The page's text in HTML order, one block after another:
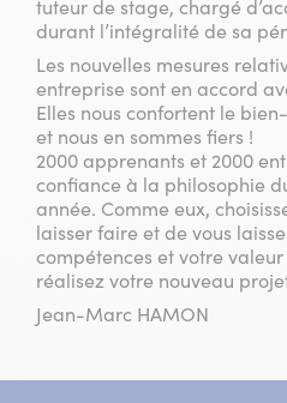
tuteur de stage, chargé
durant l’intégralité de sa
Les nouvelles mesures
entreprise sont en accord
Elles nous confortent le
et nous en sommes fiers !
2000 apprenants et 2000
confiance à la philosophie
année. Comme eux,
laisser faire et de vous
compétences et votre
réalisez votre nouveau
Jean-Marc HAMON